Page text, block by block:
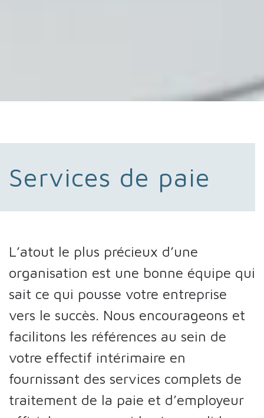
Services de paie
L’atout le plus précieux d’une
organisation est une bonne équipe qui
sait ce qui pousse votre entreprise
vers le succès. Nous encourageons et
facilitons les références au sein de
votre effectif intérimaire en
fournissant des services complets de
traitement de la paie et d’employeur